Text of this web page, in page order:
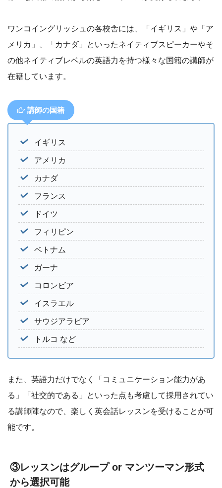
ワンコイングリッシュの各校舎には、「イギリス」や「ア
メリカ」、「カナダ」といったネイティブスピーカーやそ
の他ネイティブレベルの英語力を持つ様々な国籍の講師が
在籍しています。
講師の国籍
イギリス
アメリカ
カナダ
フランス
ドイツ
フィリピン
ベトナム
ガーナ
コロンビア
イスラエル
サウジアラビア
トルコ など
また、英語力だけでなく「コミュニケーション能力があ
る」「社交的である」といった点も考慮して採用されてい
る講師陣なので、楽しく英会話レッスンを受けることが可
能です。
③レッスンはグループ or マンツーマン形式
から選択可能